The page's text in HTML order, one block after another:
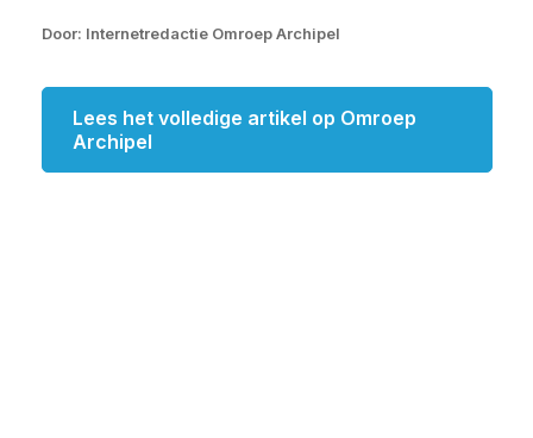
Door: Internetredactie Omroep Archipel
Lees het volledige artikel op Omroep
Archipel